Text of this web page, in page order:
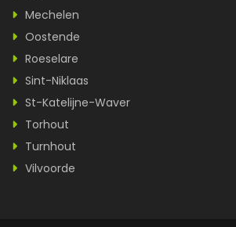
Mechelen
Oostende
Roeselare
Sint-Niklaas
St-Katelijne-Waver
Torhout
Turnhout
Vilvoorde